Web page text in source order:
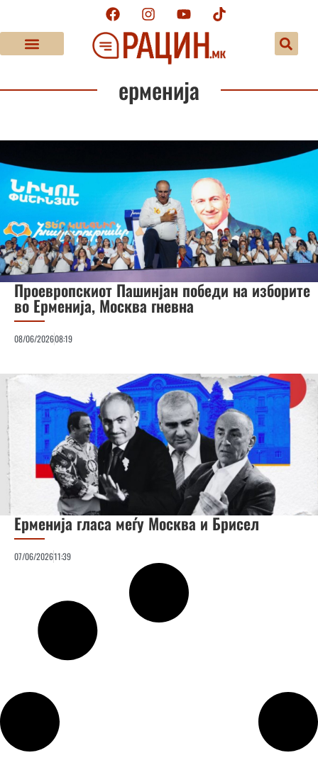
ерменија
Проевропскиот Пашинјан победи на изборите
во Ерменија, Москва гневна
08/06/202608:19
Ерменија гласа меѓу Москва и Брисел
07/06/202611:39